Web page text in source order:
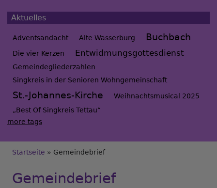
Aktuelles
Adventsandacht Alte Wasserburg Buchbach
Die vier Kerzen Entwidmungsgottesdienst
Gemeindegliederzahlen
Singkreis in der Senioren Wohngemeinschaft
St.-Johannes-Kirche
Weihnachtsmusical 2025
„Best Of Singkreis Tettau“
more tags
Breadcrumb
Startseite Gemeindebrief
Gemeindebrief